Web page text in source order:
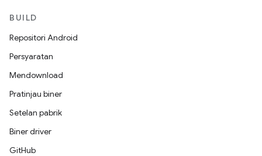
BUILD
Repositori Android
Persyaratan
Mendownload
Pratinjau biner
Setelan pabrik
Biner driver
GitHub